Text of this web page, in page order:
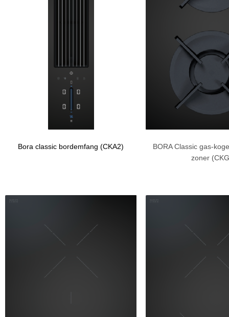
Bora classic bordemfang (CKA2)
BORA Classic gas-
zoner